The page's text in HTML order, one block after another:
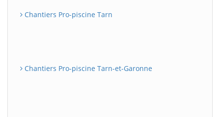
Chantiers Pro-piscine Tarn
Chantiers Pro-piscine Tarn-et-Garonne